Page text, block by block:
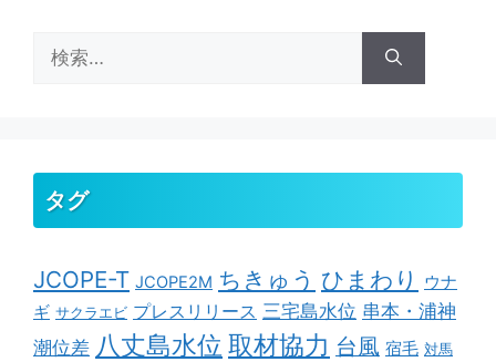
索:
タグ
JCOPE-T JCOPE2M ちきゅう ひまわり
ウナ
ギ サクラエビ プレスリリース 三宅島水位 串本・浦神
潮位差 八丈島水位 取材協力 台風 宿毛 対馬